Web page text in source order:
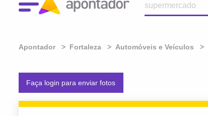
Apontador Fortaleza Automóveis e Veículos
Faça login para enviar fotos